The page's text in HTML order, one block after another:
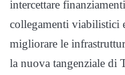
intercettare
collegamenti viabilistici
migliorare le
la nuova tangenziale di